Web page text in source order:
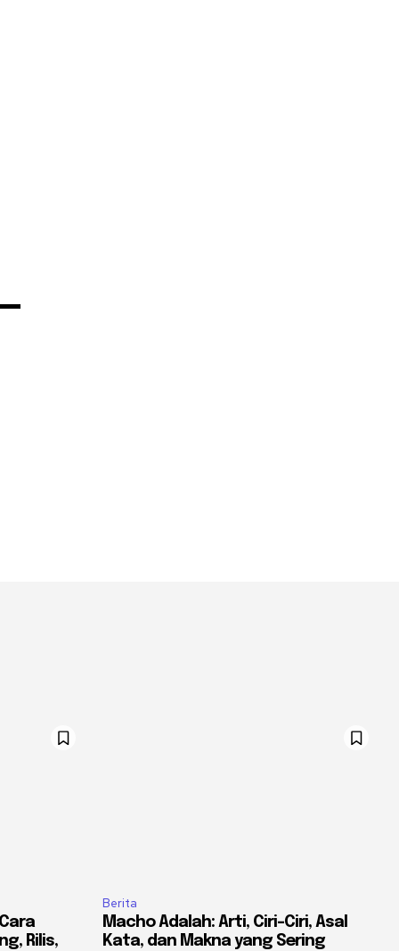
Rilis,
Berita
Macho Adalah: Arti, Ciri-Ciri, Asal
Kata, dan Makna yang Sering